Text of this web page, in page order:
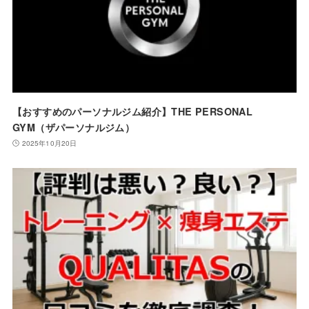
【おすすめのパーソナルジム紹介】THE PERSONAL
GYM（ザパーソナルジム）
2025年10月20日